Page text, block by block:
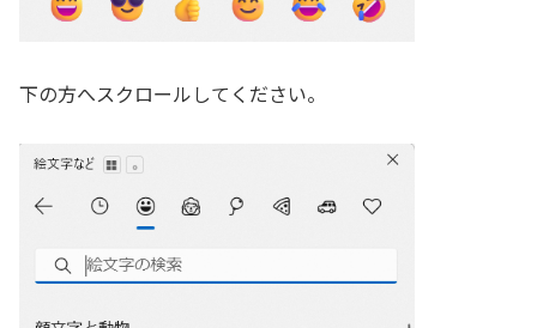
下の方へスクロールしてください。